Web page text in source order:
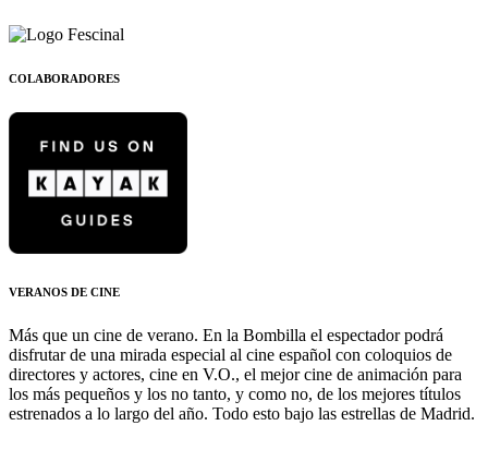
COLABORADORES
VERANOS DE CINE
Más que un cine de verano. En la Bombilla el espectador podrá
disfrutar de una mirada especial al cine español con coloquios de
directores y actores, cine en V.O., el mejor cine de animación para
los más pequeños y los no tanto, y como no, de los mejores títulos
estrenados a lo largo del año. Todo esto bajo las estrellas de Madrid.